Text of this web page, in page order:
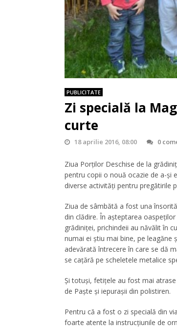
PUBLICITATE
Zi specială la
curte
18 aprilie 2016, 08:00 0
Ziua Porților Deschise de la
pentru copii o nouă ocazie de a-și
diverse activități pentru pregătirile
Ziua de sâmbătă a fost una
din clădire. În așteptarea
grădiniței, prichindeii au năvălit în
numai ei știu mai bine, pe leagăne
adevărată întrecere în care se dă
se cațără pe scheletele metalice
Și totuși, fetițele au fost mai
de Paște și iepurașii din polistiren.
Pentru că a fost o zi specială din
foarte atente la instrucțiunile de